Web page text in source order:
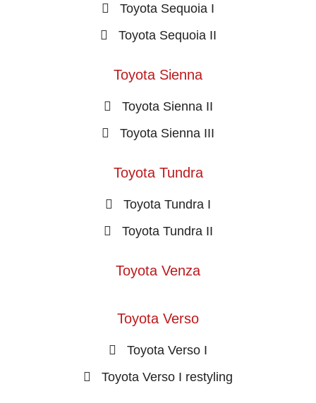
Toyota Sequoia I
Toyota Sequoia II
Toyota Sienna
Toyota Sienna II
Toyota Sienna III
Toyota Tundra
Toyota Tundra I
Toyota Tundra II
Toyota Venza
Toyota Verso
Toyota Verso I
Toyota Verso I restyling